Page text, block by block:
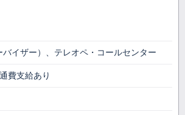
バイザー）、テレオペ・コールセンター
費支給あり